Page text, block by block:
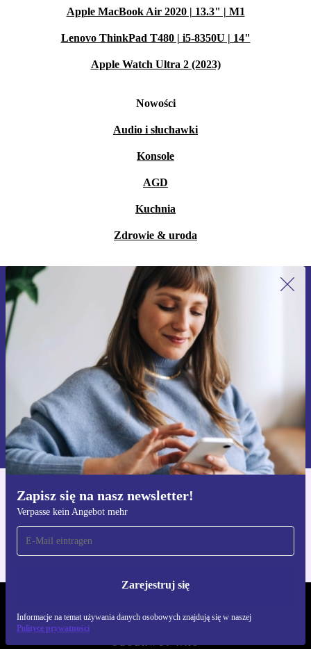
Apple MacBook Air 2020 | 13.3" | M1
Lenovo ThinkPad T480 | i5-8350U | 14"
Apple Watch Ultra 2 (2023)
Nowości
Audio i słuchawki
Konsole
AGD
Kuchnia
Zdrowie & uroda
Zapisz się na nasz newsletter!
Verpasse kein Angebot mehr
Zarejestruj się
Informacje na temat używania danych osobowych znajdują się w naszej
Polityce prywatności
Zapisz się na nasz newsletter!
Nie przegap żadnej oferty.
Zarejestruj się
Informacje na temat używania danych osobowych znajdują się w
naszej
Polityce prywatności
Pobierz aplikację refurbed
Dla iOS i Android
OBSERWUJ NAS